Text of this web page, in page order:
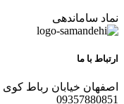
نماد ساماندهی
ارتباط با ما
اصفهان خیابان رباط
09357880851